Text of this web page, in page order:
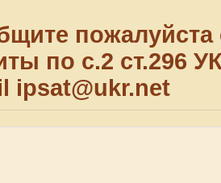
пожалуйста
по с.2 ст.296
ipsat@ukr.net